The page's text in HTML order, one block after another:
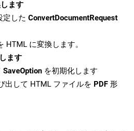
ます
定した ConvertDocumentRequest
HTML に変換します。
ます
SaveOption を初期化します
出して HTML ファイルを PDF 形